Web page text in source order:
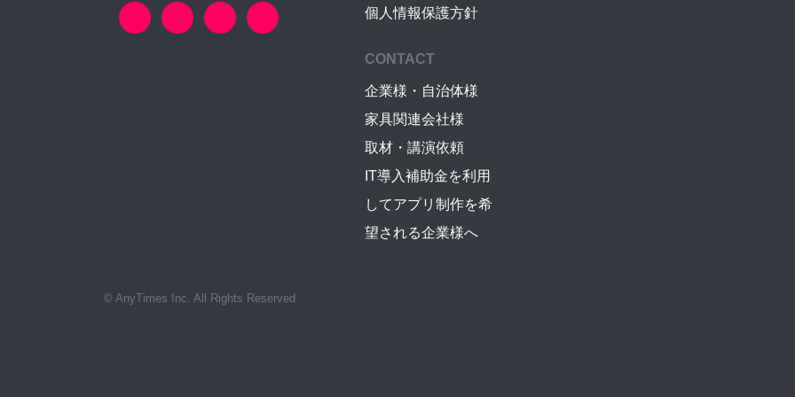
個人情報保護方針
CONTACT
企業様・自治体様
家具関連会社様
取材・講演依頼
IT導入補助金を利用
してアプリ制作を希
望される企業様へ
© AnyTimes Inc. All Rights Reserved